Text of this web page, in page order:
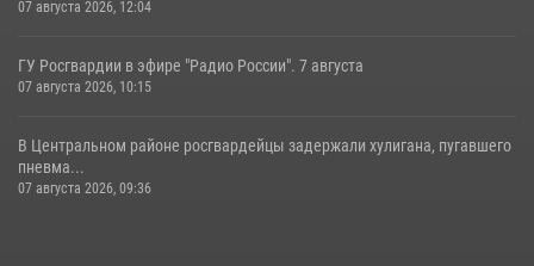
07 августа 2026, 12:04
ГУ Росгвардии в эфире "Радио России". 7 августа
07 августа 2026, 10:15
В Центральном районе росгвардейцы задержали хулигана, пугавшего
пневма...
07 августа 2026, 09:36